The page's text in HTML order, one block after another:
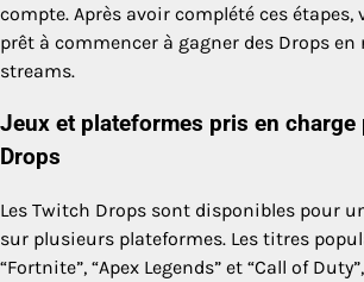
compte. Après avoir complété ces étapes,
prêt à commencer à gagner des Drops en
streams.
Jeux et plateformes pris en
Drops
Les Twitch Drops sont disponibles pour
sur plusieurs plateformes. Les titres
“Fortnite”, “Apex Legends” et “Call of